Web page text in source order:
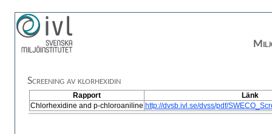
Screening av klorhexidin
Rapport
Länk
Chlorhexidine and p-chloroaniline http://dvsb.ivl.se/dvss/pdf/